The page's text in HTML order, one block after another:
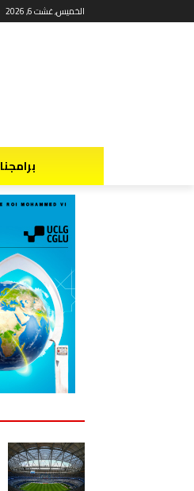
الخميس, غشت 6, 2026
برامجنا